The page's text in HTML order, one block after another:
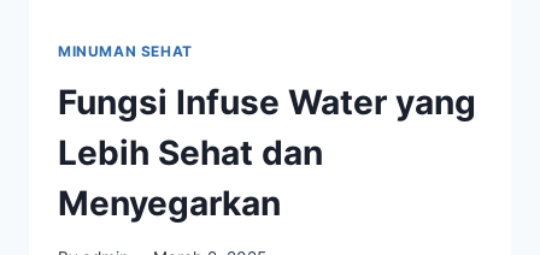
MINUMAN SEHAT
Fungsi Infuse Water yang
Lebih Sehat dan
Menyegarkan